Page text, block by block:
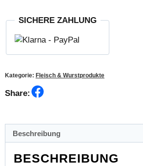
HaxeSICHERE ZAHLUNG
Kategorie: Fleisch & Wurstprodukte
Share:
Beschreibung
BESCHREIBUNG